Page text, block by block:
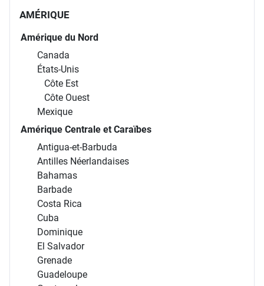
AMÉRIQUE
Amérique du Nord
Canada
États-Unis
Côte Est
Côte Ouest
Mexique
Amérique Centrale et Caraïbes
Antigua-et-Barbuda
Antilles Néerlandaises
Bahamas
Barbade
Costa Rica
Cuba
Dominique
El Salvador
Grenade
Guadeloupe